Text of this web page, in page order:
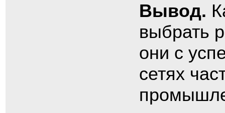
Вывод.
выбрать
они с
сетях